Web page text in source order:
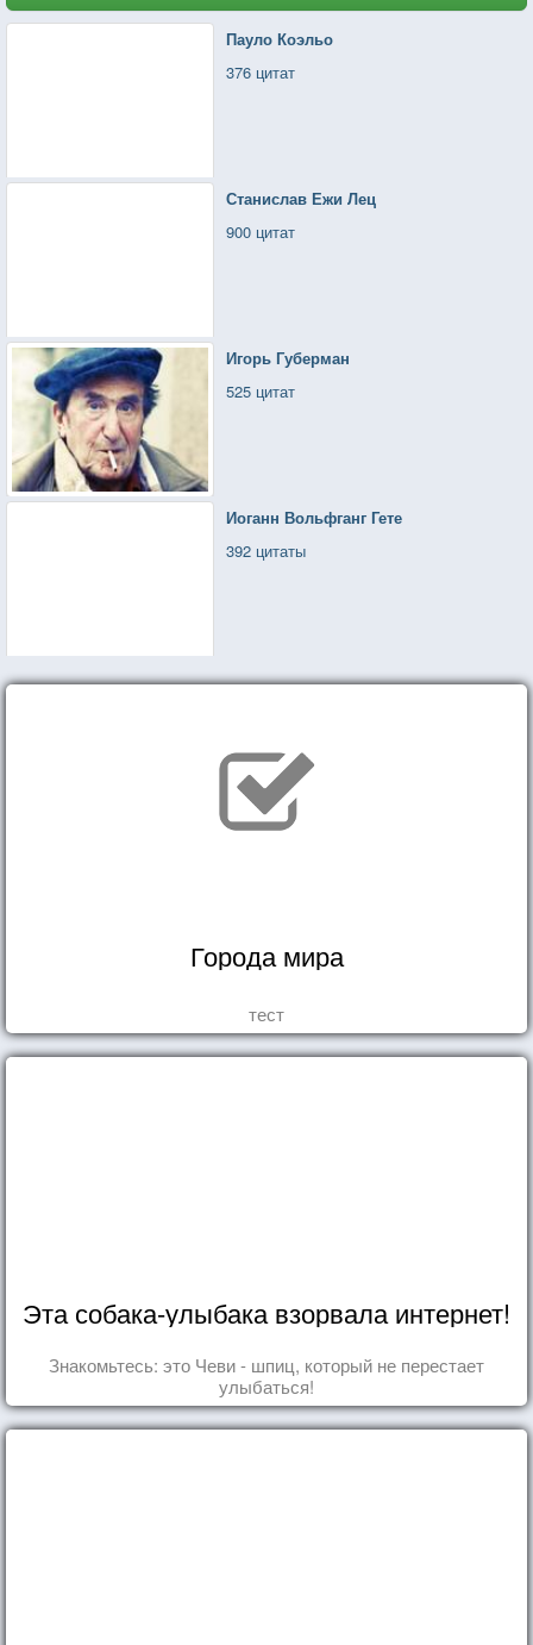
Пауло Коэльо
376 цитат
Станислав Ежи Лец
900 цитат
Игорь Губерман
525 цитат
Иоганн Вольфганг Гете
392 цитаты
Города мира
тест
Эта собака-улыбака взорвала интернет!
Знакомьтесь: это Чеви - шпиц, который не перестает
улыбаться!